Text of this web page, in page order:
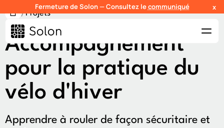
Fermeture de Solon — Consultez lecommuniqué x
/Projets
Accompagnement
pour la pratique du
vélo d'hiver
Apprendre à rouler de façon sécuritaire et